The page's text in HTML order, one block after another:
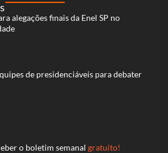
alegações finais da Enel SP no
de presidenciáveis para debater
o boletim semanal gratuito!